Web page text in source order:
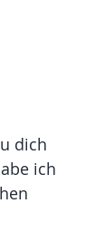
dich
ich